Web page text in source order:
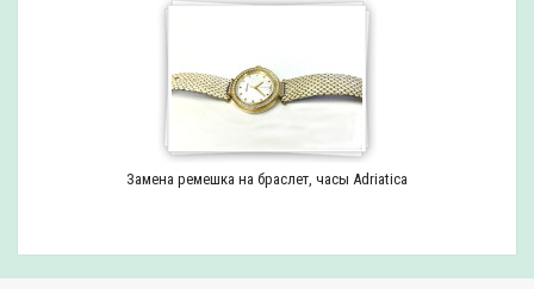
Замена ремешка на браслет, часы Adriatica